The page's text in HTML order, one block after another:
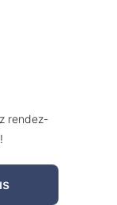
rendez-